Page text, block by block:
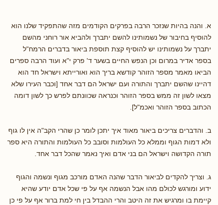
א. והנה בהיות שנזכר הרבה בפרקים הקודמים מזה שהתפקיד שלנו הוא
להוסיף בחיבור של נשמותינו להשם יתברך ולהביא אור רוחני מהשם
יתברך על נשמותינו יש להוסיף קצת תוספת ביאור בדברים הרמח"ל
בספר אדיר במרום וכן הנפש החיים בשער ד' פרק י"א ועוד הרבה ספרים
הביאו מאמר מספר הזוהר קודשא בריך הוא ואורייתא וישראל חד הוא
דהיינו שהשם יתברך והתורה ועם ישראל הם דבר אחד [וכבר העירו שלא
מצאו לשון זה ממש בספר הזוהר וכנראה שכוונתם לפרש כך לשון דומה
הכתוב בספר הזוהר ואכמ"ל].
ב. והדברים צריכים ביאור מאוד איך יתכן לומר כן שהרי הקב"ה אין לו גוף
ולא דמות הגוף וממלא כל העולמות וסובב כל העולמות והתורה היא ספר
תורה הקדושה וישראל הם בני אדם ואיך נאמר שהכל דבר אחד.
ג. וצריך להקדים לביאור הדבר שהנה האדם מורכב מגוף ונשמה והגוף
ידוע ומורגש לכולם מהו אבל הנשמה אף על פי שכל אדם יודע שהיא
קיימת בו ומרגיש את זה היטב והרי ההבדל בין חי למת ברור אף על פי כן